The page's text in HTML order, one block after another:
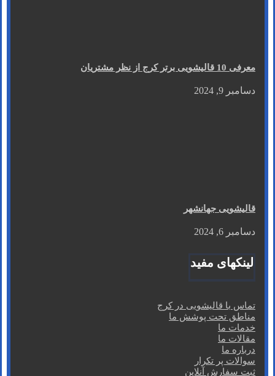
معرفی 10 قالیشویی برتر کرج از نظر مشتریان
دسامبر 9, 2024
قالیشویی جهانشهر
دسامبر 6, 2024
لینکهای مفید
تماس با قالیشویی در کرج
مناطق تحت پوشش ما
خدمات ما
مقالات ما
درباره ما
سوالات پر تکرار
ثبت سفارش آنلاین